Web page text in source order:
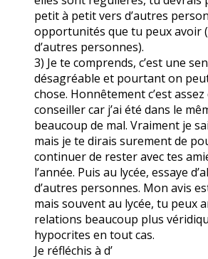
petit à petit vers d’autres
opportunités que tu peux avoir
d’autres personnes).
3) Je te comprends, c’est une
désagréable et pourtant on
chose. Honnêtement c’est
conseiller car j’ai été dans le
beaucoup de mal. Vraiment je
mais je te dirais surement de
continuer de rester avec tes
l’année. Puis au lycée, essaye
d’autres personnes. Mon avis
mais souvent au lycée, tu peux
relations beaucoup plus
hypocrites en tout cas.
Je réfléchis à d’